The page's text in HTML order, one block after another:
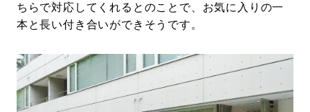
ちらで対応してくれるとのことで、お気に入りの一
本と長い付き合いができそうです。